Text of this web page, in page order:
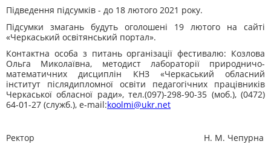
Підведення підсумків - до 18 лютого 2021 року.
Підсумки змагань будуть оголошені 19 лютого на сайті
«Черкаський освітянський портал».
Контактна особа з питань організації фестивалю: Козлова
Ольга Миколаївна, методист лабораторії природничо-
математичних дисциплін КНЗ «Черкаський обласний
інститут післядипломної освіти педагогічних працівників
Черкаської обласної ради», тел.(097)-298-90-35 (моб.), (0472)
64-01-27 (служб.), е-mail:koolmi@ukr.net
Ректор Н. М. Чепурна